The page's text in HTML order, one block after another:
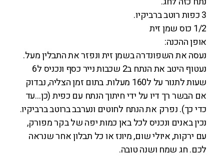
3 כפות רוטב ברביקיו.
1/2 כוס שמן זית
אופן ההכנה:
נעסה את השפונדרה בשמן זית ונפזר את התבלין מעל.
נעטוף היטב את הנתח ב2 שכבות נייר כסף ונכניס ל6
שעות לתנור על ל160 מעלות. בתום זמן הצליה, נבדוק
אם הבשר רך דיו על ידי חיתוך הנתח עם כפית (כן…עד
כדי כך). נפרק את הנתח לחוטים ונערבב ברוטב ברביקיו.
נכין באנים ונכניס לכל באן כמות יפה של בקר מפורק,
עם ירקות, איולי שום, מיונז או כל תבלון אחר שנראה
לכם. חג שמח ושנה טובה.